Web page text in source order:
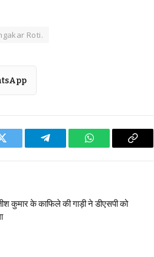
Roti.
Twitter Telegram WhatsAppCopy
कुमार के काफिले की गाड़ी ने डीएसपी को